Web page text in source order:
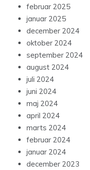
februar 2025
januar 2025
december 2024
oktober 2024
september 2024
august 2024
juli 2024
juni 2024
maj 2024
april 2024
marts 2024
februar 2024
januar 2024
december 2023